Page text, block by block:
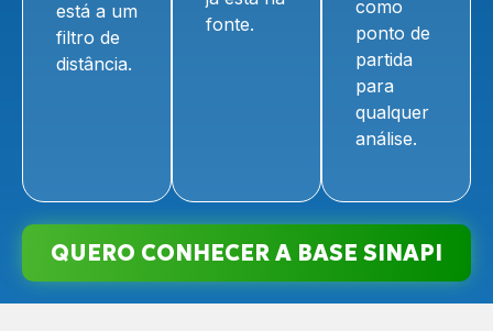
está a um
filtro de
distância.
fonte.
como
ponto de
partida
para
qualquer
análise.
QUERO CONHECER A BASE SINAPI